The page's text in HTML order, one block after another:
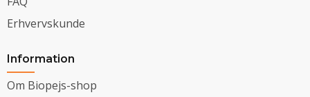
Erhvervskunde
Information
Om Biopejs-shop